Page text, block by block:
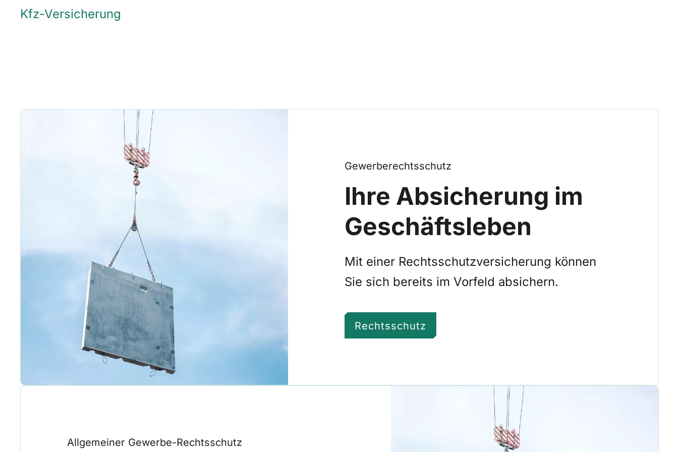
Kfz-Versicherung
Gewerberechtsschutz
Ihre Absicherung im
Geschäftsleben
Mit einer Rechtsschutzversicherung können
Sie sich bereits im Vorfeld absichern.
Rechtsschutz
Allgemeiner Gewerbe-Rechtsschutz